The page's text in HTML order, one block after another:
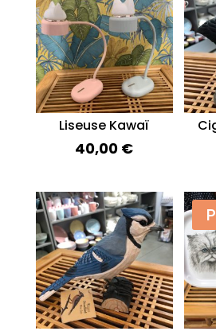
Liseuse Kawaï
40,00 €